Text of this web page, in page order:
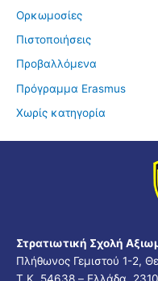
Ορκωμοσίες
Πιστοποιήσεις
Προβαλλόμενα
Πρόγραμμα Erasmus
Χωρίς κατηγορία
Στρατιωτική Σχολή
Πλήθωνος Γεμιστού 1-2,
Τ.Κ. 54638 – Ελλάδα,